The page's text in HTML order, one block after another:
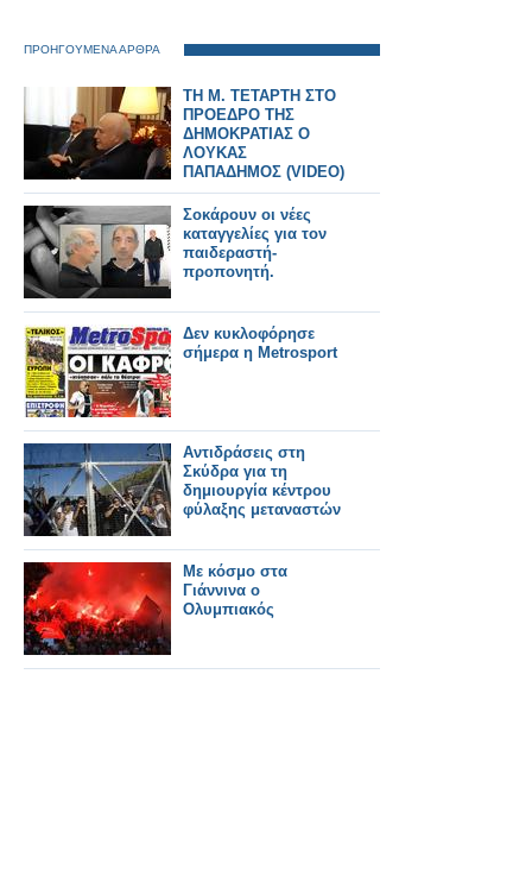
ΠΡΟΗΓΟΥΜΕΝΑ ΑΡΘΡΑ
ΤΗ Μ. ΤΕΤΑΡΤΗ ΣΤΟ
ΠΡΟΕΔΡΟ ΤΗΣ
ΔΗΜΟΚΡΑΤΙΑΣ Ο
ΛΟΥΚΑΣ
ΠΑΠΑΔΗΜΟΣ (VIDEO)
Σοκάρουν οι νέες
καταγγελίες για τον
παιδεραστή-
προπονητή.
Δεν κυκλοφόρησε
σήμερα η Metrosport
Αντιδράσεις στη
Σκύδρα για τη
δημιουργία κέντρου
φύλαξης μεταναστών
Με κόσμο στα
Γιάννινα ο
Ολυμπιακός